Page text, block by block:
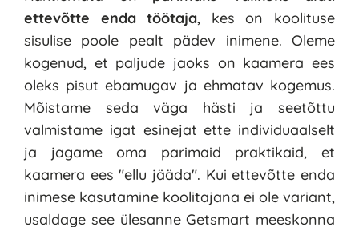
ettevõtte enda töötaja, kes on koolituse
sisulise poole pealt pädev inimene. Oleme
kogenud, et paljude jaoks on kaamera ees
oleks pisut ebamugav ja ehmatav kogemus.
Mõistame seda väga hästi ja seetõttu
valmistame igat esinejat ette individuaalselt
ja jagame oma parimaid praktikaid, et
kaamera ees "ellu jääda". Kui ettevõtte enda
inimese kasutamine koolitajana ei ole variant,
usaldage see ülesanne Getsmart meeskonna